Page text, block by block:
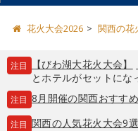
花火大会2026 関西の花
注目 【びわ湖大花火大会】
とホテルがセットにな
注目 8月開催の関西おすす
注目 関西の人気花火大会9